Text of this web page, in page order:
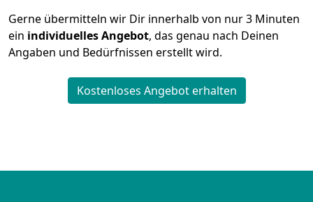
Gerne übermitteln wir Dir innerhalb von nur3 Minuten
ein individuelles Angebot, das genau nach Deinen
Angaben und Bedürfnissen erstellt wird.
Kostenloses Angebot erhalten